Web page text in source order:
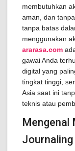
membutuhkan
aman, dan
tanpa batas
menggunakan
ararasa.com
gawai Anda
digital yang
tingkat tinggi,
Asia saat ini
teknis atau
Mengenal